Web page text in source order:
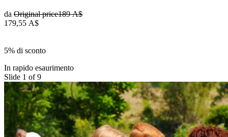
da Original price189 A$
179,55 A$
5% di sconto
In rapido esaurimento
Slide 1 of 9